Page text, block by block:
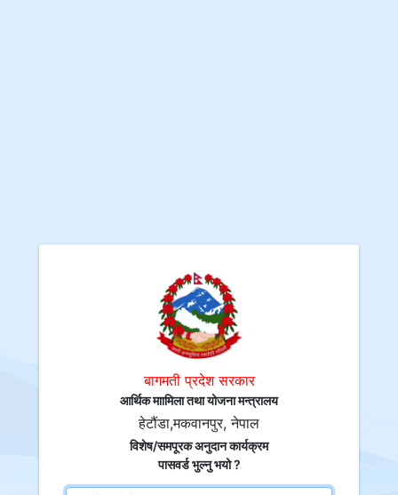
बागमती प्रदेश सरकार
आर्थिक माामिला तथा योजना मन्त्रालय
हेटौंडा,मकवानपुर, नेपाल
विशेष/समपूरक अनुदान कार्यक्रम
पासवर्ड भुल्नु भयो ?